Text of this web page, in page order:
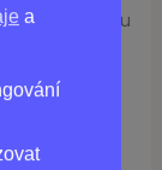
a
webu
na webu
kterou